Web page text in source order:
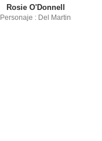
Rosie O'Donnell
Personaje : Del Martin